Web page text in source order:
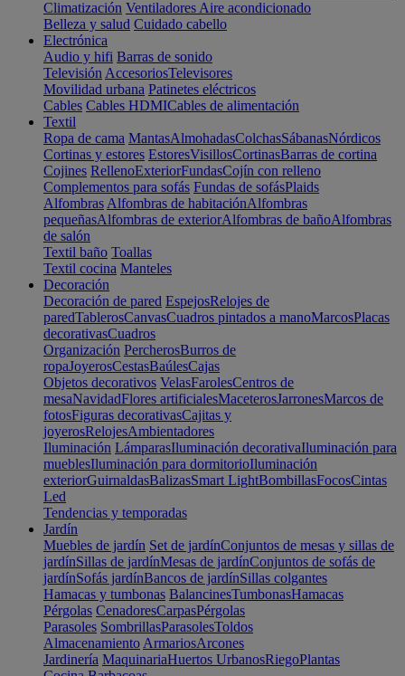
Climatización Ventiladores Aire acondicionado
Belleza y salud Cuidado cabello
Electrónica
Audio y hifi Barras de sonido
Televisión AccesoriosTelevisores
Movilidad urbana Patinetes eléctricos
Cables Cables HDMICables de alimentación
Textil
Ropa de cama MantasAlmohadasColchasSábanasNórdicos
Cortinas y estores EstoresVisillosCortinasBarras de cortina
Cojines RellenoExteriorFundasCojín con relleno
Complementos para sofás Fundas de sofásPlaids
Alfombras Alfombras de habitaciónAlfombras
pequeñasAlfombras de exteriorAlfombras de bañoAlfombras
de salón
Textil baño Toallas
Textil cocina Manteles
Decoración
Decoración de pared EspejosRelojes de
paredTablerosCanvasCuadros pintados a manoMarcosPlacas
decorativasCuadros
Organización PercherosBurros de
ropaJoyerosCestasBaúlesCajas
Objetos decorativos VelasFarolesCentros de
mesaNavidadFlores artificialesMaceterosJarronesMarcos de
fotosFiguras decorativasCajitas y
joyerosRelojesAmbientadores
Iluminación LámparasIluminación decorativaIluminación para
mueblesIluminación para dormitorioIluminación
exteriorGuirnaldasBalizasSmart LightBombillasFocosCintas
Led
Tendencias y temporadas
Jardín
Muebles de jardín Set de jardínConjuntos de mesas y sillas de
jardínSillas de jardínMesas de jardínConjuntos de sofás de
jardínSofás jardínBancos de jardínSillas colgantes
Hamacas y tumbonas BalancinesTumbonasHamacas
Pérgolas CenadoresCarpasPérgolas
Parasoles SombrillasParasolesToldos
Almacenamiento ArmariosArcones
Jardinería MaquinariaHuertos UrbanosRiegoPlantas